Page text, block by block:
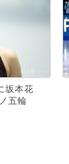
坂本花
五輪